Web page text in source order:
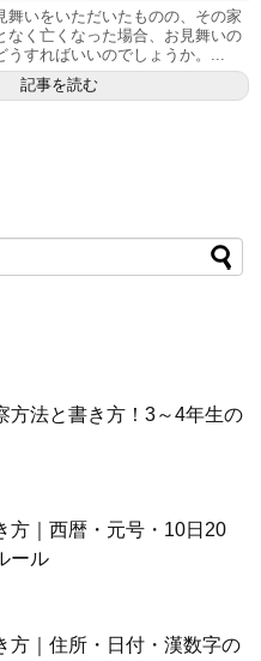
舞いをいただいたものの、その家
なく亡くなった場合、お見舞いの
うすればいいのでしょうか。...
記事を読む
方法と書き方！3～4年生の
方｜西暦・元号・10日20
ール
方｜住所・日付・漢数字の